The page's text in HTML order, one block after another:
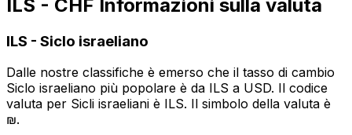
ILS - CHF Informazioni sulla valuta
ILS - Siclo israeliano
Dalle nostre classifiche è emerso che il tasso di cambio
Siclo israeliano più popolare è da ILS a USD. Il codice
valuta per Sicli israeliani è ILS. Il simbolo della valuta è
₪.